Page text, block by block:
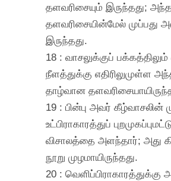
தளவரிசையும் இருந்தது;
தளவரிசையின்மேல் முப்பது
இருந்தது.
18 : வாசலுக்குப்
நீளத்துக்கு எதிரிலுமுள்ள
தாழ்வான
19 : பின்பு அவர் கீழ்வாசலின்
உட்பிராகாரத்துப்
விசாலத்தை அளந்தார்; அது
நூறு முழமாயிருந்தது.
20 : வெளிப்பிராகாரத்துக்கு